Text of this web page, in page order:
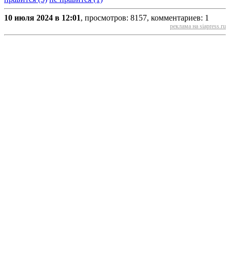
10 июля 2024 в 12:01, просмотров: 8157, комментариев: 1
реклама на siapress.ru